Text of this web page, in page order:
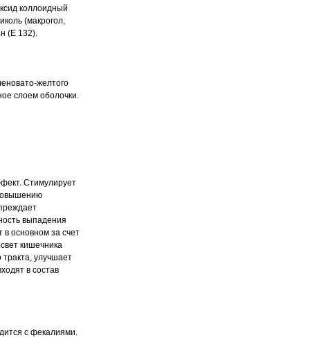
коллоидный
(макрогол,
(Е 132).
желтого
слоем оболочки.
Стимулирует
выпадения
основном за счет
кишечника
тракта, улучшает
в состав
с фекалиями.